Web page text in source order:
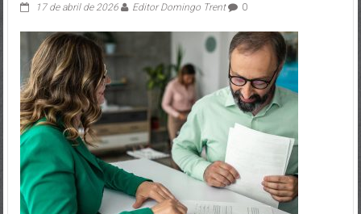
17 de abril de 2026 Editor Domingo Trent 0